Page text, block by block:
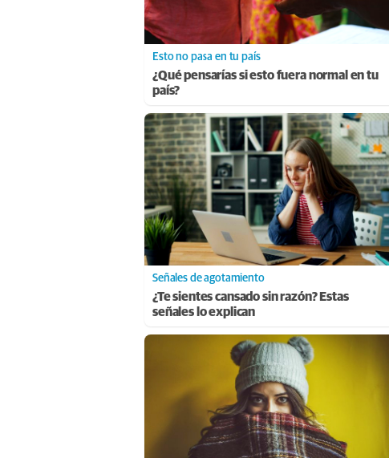
Esto no pasa en tu país
¿Qué pensarías si esto fuera normal en tu
país?
Señales de agotamiento
¿Te sientes cansado sin razón? Estas
señales lo explican